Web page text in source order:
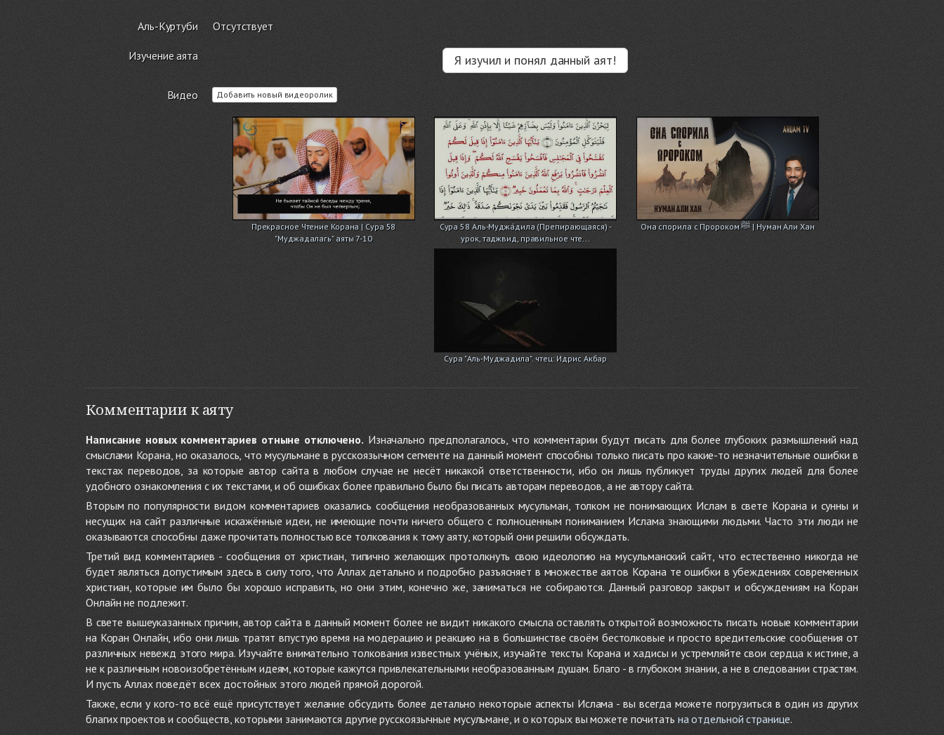
Аль-Куртуби Отсутствует
Изучение аята Я изучил и понял данный аят!
Видео Добавить новый видеоролик
Прекрасное Чтение Корана | Сура 58
"Муджадалагь" аяты 7-10
Сура 58 Аль-Муджа́дила (Препирающаяся) -
урок, таджвид, правильное чте...
Она спорила с Пророком ﷺ | Нуман Али Хан
Сура "Аль-Муджадила". чтец: Идрис Акбар
Комментарии к аяту
Написание новых комментариев отныне отключено. Изначально предполагалось, что комментарии будут писать для более глубоких размышлений над
смыслами Корана, но оказалось, что мусульмане в русскоязычном сегменте на данный момент способны только писать про какие-то незначительные ошибки в
текстах переводов, за которые автор сайта в любом случае не несёт никакой ответственности, ибо он лишь публикует труды других людей для более
удобного ознакомления с их текстами, и об ошибках более правильно было бы писать авторам переводов, а не автору сайта.
Вторым по популярности видом комментариев оказались сообщения необразованных мусульман, толком не понимающих Ислам в свете Корана и сунны и
несущих на сайт различные искажённые идеи, не имеющие почти ничего общего с полноценным пониманием Ислама знающими людьми. Часто эти люди не
оказываются способны даже прочитать полностью все толкования к тому аяту, который они решили обсуждать.
Третий вид комментариев - сообщения от христиан, типично желающих протолкнуть свою идеологию на мусульманский сайт, что естественно никогда не
будет являться допустимым здесь в силу того, что Аллах детально и подробно разъясняет в множестве аятов Корана те ошибки в убеждениях современных
христиан, которые им было бы хорошо исправить, но они этим, конечно же, заниматься не собираются. Данный разговор закрыт и обсуждениям на Коран
Онлайн не подлежит.
В свете вышеуказанных причин, автор сайта в данный момент более не видит никакого смысла оставлять открытой возможность писать новые комментарии
на Коран Онлайн, ибо они лишь тратят впустую время на модерацию и реакцию на в большинстве своём бестолковые и просто вредительские сообщения от
различных невежд этого мира. Изучайте внимательно толкования известных учёных, изучайте тексты Корана и хадисы и устремляйте свои сердца к истине, а
не к различным новоизобретённым идеям, которые кажутся привлекательными необразованным душам. Благо - в глубоком знании, а не в следовании страстям.
И пусть Аллах поведёт всех достойных этого людей прямой дорогой.
Также, если у кого-то всё ещё присутствует желание обсудить более детально некоторые аспекты Ислама - вы всегда можете погрузиться в один из других
благих проектов и сообществ, которыми занимаются другие русскоязычные мусульмане, и о которых вы можете почитать на отдельной странице.